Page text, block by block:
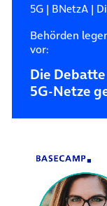
5G| BNetzA|
Behörden
vor:
Die
5G-Netze